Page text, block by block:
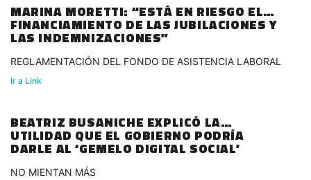
MARINA MORETTI: “ESTÁ EN RIESGO EL
FINANCIAMIENTO DE LAS JUBILACIONES Y
LAS INDEMNIZACIONES”
REGLAMENTACIÓN DEL FONDO DE ASISTENCIA LABORAL
Ir a Link
BEATRIZ BUSANICHE EXPLICÓ LA
UTILIDAD QUE EL GOBIERNO PODRÍA
DARLE AL ‘GEMELO DIGITAL SOCIAL’
NO MIENTAN MÁS